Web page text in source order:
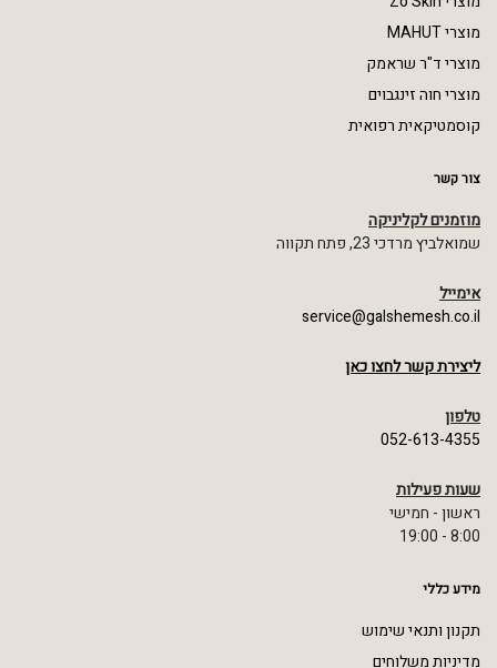
מוצרי MAHUT
מוצרי ד"ר שראמק
מוצרי חוה זינגבוים
קוסמטיקאית רפואית
צור קשר
מוזמנים לקליניקה
שמואלביץ מרדכי 23, פתח תקווה
אימייל
service@galshemesh.co.il
ליצירת קשר לחצו כאן
טלפון
052-613-4355
שעות פעילות
ראשון - חמישי
8:00 - 19:00
מידע כללי
תקנון ותנאי שימוש
מדיניות משלוחים